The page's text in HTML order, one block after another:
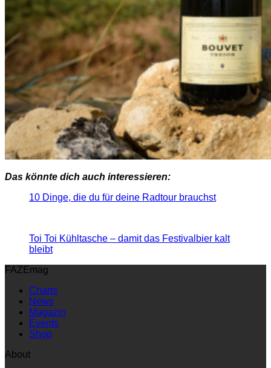
Das könnte dich auch interessieren:
10 Dinge, die du für deine Radtour brauchst
Toi Toi Kühltasche – damit das Festivalbier kalt
bleibt
FAZEmag
Charts
News
Magazin
Events
Shop
About